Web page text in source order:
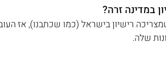
במדינה זרה?
רישיון בישראל (כמו שכתבנו), אז
שלה.